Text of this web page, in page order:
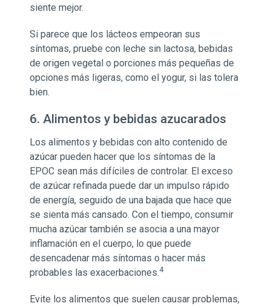
siente mejor.
Si parece que los lácteos empeoran sus
síntomas, pruebe con leche sin lactosa, bebidas
de origen vegetal o porciones más pequeñas de
opciones más ligeras, como el yogur, si las tolera
bien.
6. Alimentos y bebidas azucarados
Los alimentos y bebidas con alto contenido de
azúcar pueden hacer que los síntomas de la
EPOC sean más difíciles de controlar. El exceso
de azúcar refinada puede dar un impulso rápido
de energía, seguido de una bajada que hace que
se sienta más cansado. Con el tiempo, consumir
mucha azúcar también se asocia a una mayor
inflamación en el cuerpo, lo que puede
desencadenar más síntomas o hacer más
probables las exacerbaciones.4
Evite los alimentos que suelen causar problemas,